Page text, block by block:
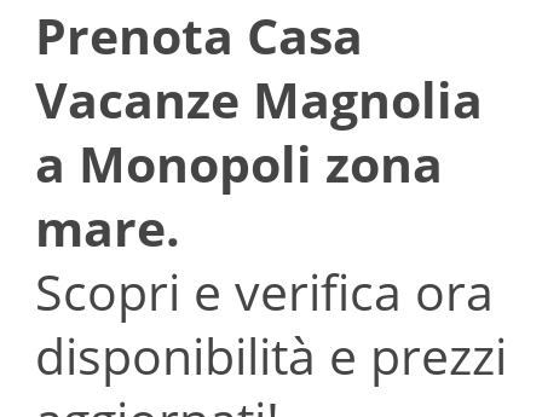
Prenota Casa
Vacanze Magnolia
a Monopoli zona
mare.
Scopri e verifica ora
disponibilità e prezzi